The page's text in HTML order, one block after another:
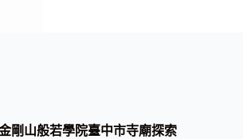
剛山般若學院臺中市寺廟探索